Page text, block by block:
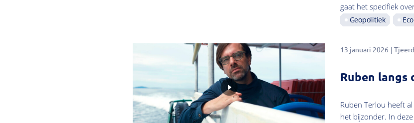
gaat het specifiek
Geopolitiek
13 januari 2026
Ruben langs
Ruben Terlou heeft
het bijzonder. In